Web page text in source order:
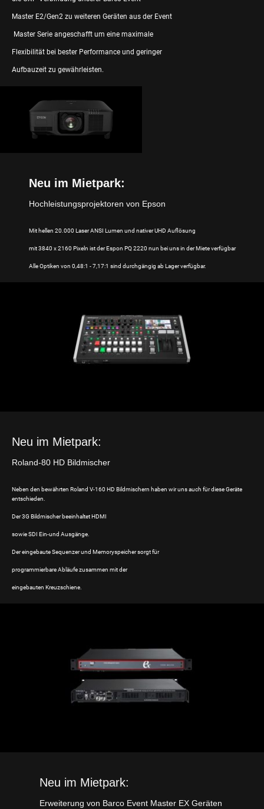
Master E2/Gen2 zu weiteren Geräten aus der Event
Master Serie angeschafft um eine maximale
Flexibilität bei bester Performance und geringer
Aufbauzeit zu gewährleisten.
Neu im Mietpark:
Hochleistungsprojektoren von Epson
Mit hellen 20.000 Laser ANSI Lumen und nativer UHD Auflösung
mit 3840 x 2160 Pixeln ist der Espon PQ 2220 nun bei uns in der Miete verfügbar
Alle Optiken von 0,48:1 - 7,17:1 sind durchgängig ab Lager verfügbar.
Neu im Mietpark:
Roland-80 HD Bildmischer
Neben den bewährten Roland V-160 HD Bildmischern haben wir uns auch für diese Geräte
entschieden.
Der 3G Bildmischer beeinhaltet HDMI
sowie SDI Ein-und Ausgänge.
Der eingebaute Sequenzer und Memoryspeicher sorgt für
programmierbare Abläufe zusammen mit der
eingebauten Kreuzschiene.
Neu im Mietpark:
Erweiterung von Barco Event Master EX Geräten